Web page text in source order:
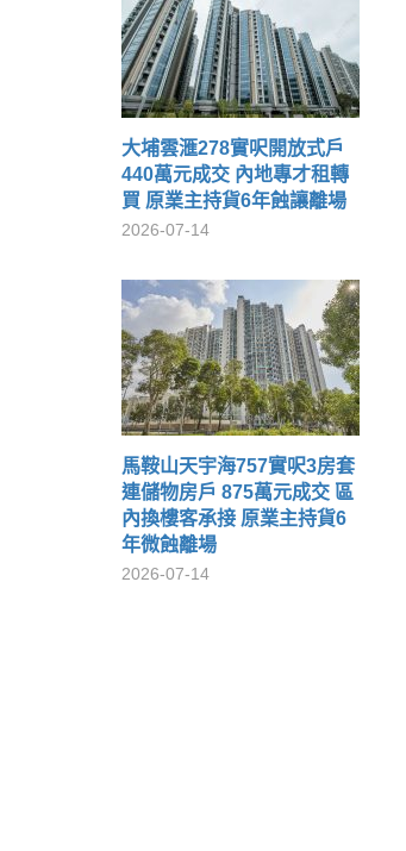
大埔雲滙278實呎開放式戶
440萬元成交 內地專才租轉
買 原業主持貨6年蝕讓離場
2026-07-14
馬鞍山天宇海757實呎3房套
連儲物房戶 875萬元成交 區
內換樓客承接 原業主持貨6
年微蝕離場
2026-07-14